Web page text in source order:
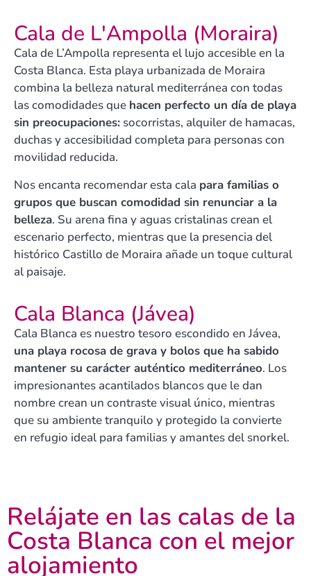
Cala de L'Ampolla (Moraira)
Cala de L’Ampolla representa el lujo accesible en la
Costa Blanca. Esta playa urbanizada de Moraira
combina la belleza natural mediterránea con todas
las comodidades que hacen perfecto un día de playa
sin preocupaciones: socorristas, alquiler de hamacas,
duchas y accesibilidad completa para personas con
movilidad reducida.
Nos encanta recomendar esta cala para familias o
grupos que buscan comodidad sin renunciar a la
belleza. Su arena fina y aguas cristalinas crean el
escenario perfecto, mientras que la presencia del
histórico Castillo de Moraira añade un toque cultural
al paisaje.
Cala Blanca (Jávea)
Cala Blanca es nuestro tesoro escondido en Jávea,
una playa rocosa de grava y bolos que ha sabido
mantener su carácter auténtico mediterráneo. Los
impresionantes acantilados blancos que le dan
nombre crean un contraste visual único, mientras
que su ambiente tranquilo y protegido la convierte
en refugio ideal para familias y amantes del snorkel.
Relájate en las calas de la
Costa Blanca con el mejor
alojamiento